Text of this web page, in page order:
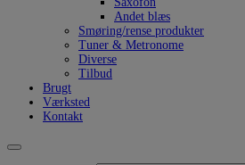
Andet blæs
Smøring/rense produkter
Tuner & Metronome
Diverse
Tilbud
Brugt
Værksted
Kontakt